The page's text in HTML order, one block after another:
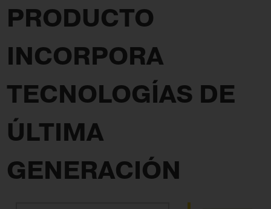
PRODUCTO
INCORPORA
TECNOLOGÍAS DE
ÚLTIMA
GENERACIÓN